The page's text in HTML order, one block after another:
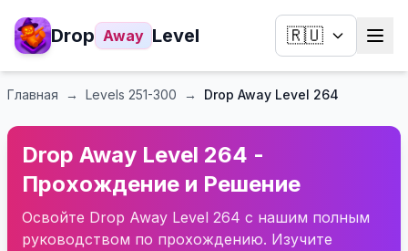
Drop Away Level 🇷🇺
Главная → Levels 251-300 → Drop Away Level 264
Drop Away Level 264 -
Прохождение и Решение
Освойте Drop Away Level 264 с нашим полным
руководством по прохождению. Изучите